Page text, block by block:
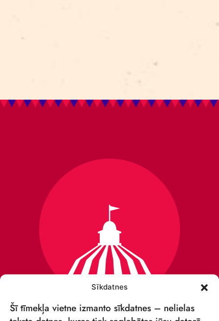
Sīkdatnes
Šī tīmekļa vietne izmanto sīkdatnes – nelielas